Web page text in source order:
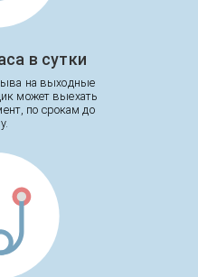
в сутки
на выходные
может выехать
по срокам до